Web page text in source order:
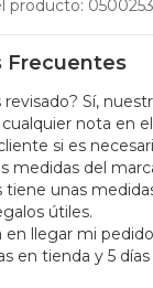
producto:
Frecuentes
Sí,
nota en
si es
medidas del
tiene unas
útiles.
en llegar mi
en tienda y 5